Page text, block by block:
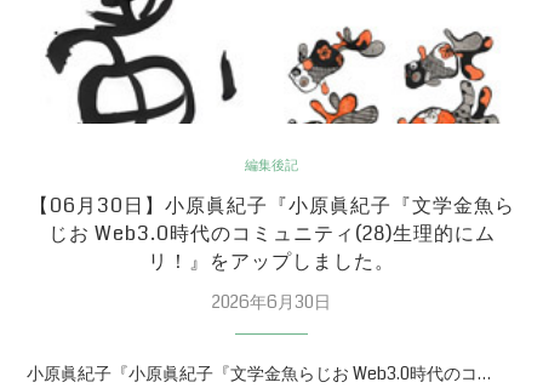
編集後記
【06月30日】小原眞紀子『小原眞紀子『文学金魚ら
じお Web3.0時代のコミュニティ(28)生理的にム
リ！』をアップしました。
2026年6月30日
小原眞紀子『小原眞紀子『文学金魚らじお Web3.0時代のコ…